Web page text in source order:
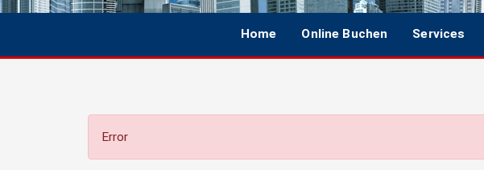
Home Online Buchen Services
Error